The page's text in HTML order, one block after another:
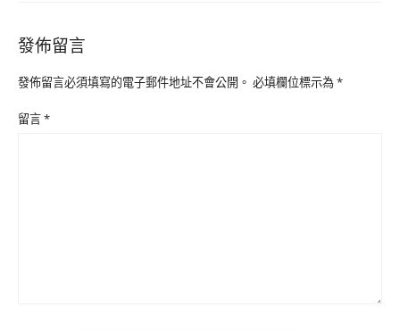
發佈留言
發佈留言必須填寫的電子郵件地址不會公開。 必填欄位標示為*
留言*